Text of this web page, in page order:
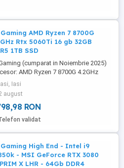
Gaming AMD Ryzen 7 8700G
Rtx 5060Ti 16 gb 32GB
1TB SSD
(cumparat in Noiembrie 2025)
AMD Ryzen 7 8700G 4.2GHz
baza: Asus PRIME B650M-A II-CSM
video: GIGABYTE GeForce RTX 5060
MAX OC 16G, 16 GB, 128
Ram: Nou, Corsair Vengeance
32Gb 6000 Mhz 2x16Gb Ssd: 1Tb
...
Iasi, Iasi
august
RON
validat
Gaming High End - Intel i9
- MSI GeForce RTX 3080
X LHR - 64Gb DDR4